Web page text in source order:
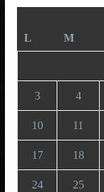
L
M
3 4
10 11
17 18
24 25